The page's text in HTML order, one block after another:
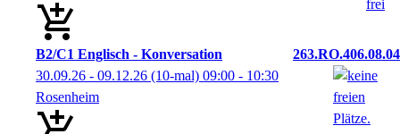
B2/C1 Englisch - Konversation
263.RO.406.08.04
30.09.26 - 09.12.26 (10-mal) 09:00 - 10:30
Rosenheim